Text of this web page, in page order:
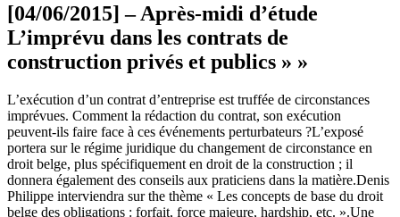
[04/06/2015] – Après-midi d’étude
L’imprévu dans les contrats de
construction privés et publics » »
L’exécution d’un contrat d’entreprise est truffée de circonstances
imprévues. Comment la rédaction du contrat, son exécution
peuvent-ils faire face à ces événements perturbateurs ?L’exposé
portera sur le régime juridique du changement de circonstance en
droit belge, plus spécifiquement en droit de la construction ; il
donnera également des conseils aux praticiens dans la matière.Denis
Philippe interviendra sur the thème « Les concepts de base du droit
belge des obligations : forfait, force majeure, hardship, etc. ».Une